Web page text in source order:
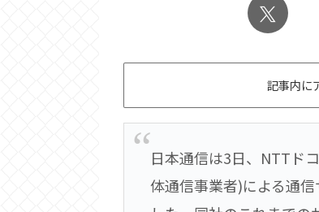
記事内に
日本通信は3日、NTTド
体通信事業者)による通